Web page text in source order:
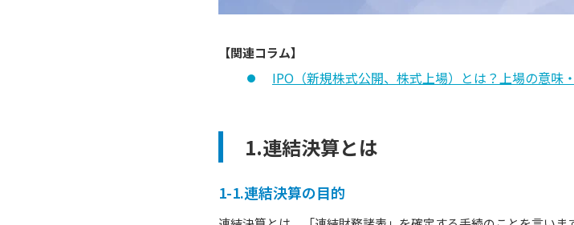
【関連コラム】
IPO（新規株式公開、株式上場）とは？上場の意味
1.連結決算とは
1-1.連結決算の目的